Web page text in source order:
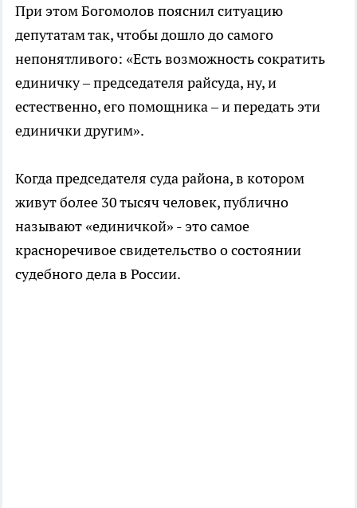
При этом Богомолов пояснил ситуацию
депутатам так, чтобы дошло до самого
непонятливого: «Есть возможность сократить
единичку – председателя райсуда, ну, и
естественно, его помощника – и передать эти
единички другим».
Когда председателя суда района, в котором
живут более 30 тысяч человек, публично
называют «единичкой» - это самое
красноречивое свидетельство о состоянии
судебного дела в России.